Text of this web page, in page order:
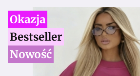
Okazja
Bestseller
Nowość